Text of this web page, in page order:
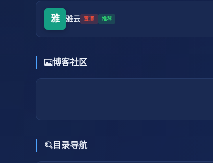
雅 雅云 置顶 推荐
博客社区
目录导航